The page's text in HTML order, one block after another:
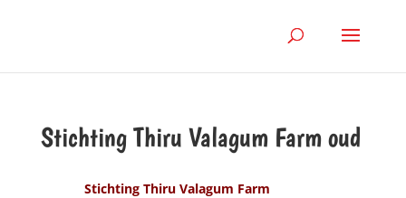
Stichting Thiru Valagum Farm oud
Stichting Thiru Valagum Farm